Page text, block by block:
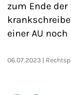
zum Ende
einer AU
06.07.2023